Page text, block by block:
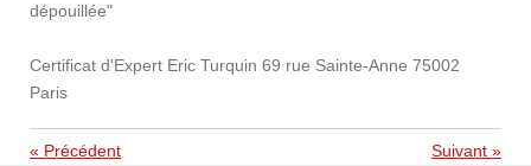
dépouillée"
Certificat d'Expert Eric Turquin 69 rue Sainte-Anne 75002
Paris
« Précédent Suivant »